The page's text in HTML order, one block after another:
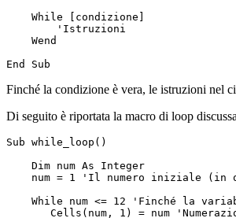
    While [condizione]
        'Istruzioni
    Wend
Finché la condizione è vera, le istruzioni nel
Di seguito è riportata la macro di loop
Sub while_loop()
    Dim num As Integer
num = 1 'Il numero iniziale (in
While num <= 12 'Finché la
Cells(num, 1) = num